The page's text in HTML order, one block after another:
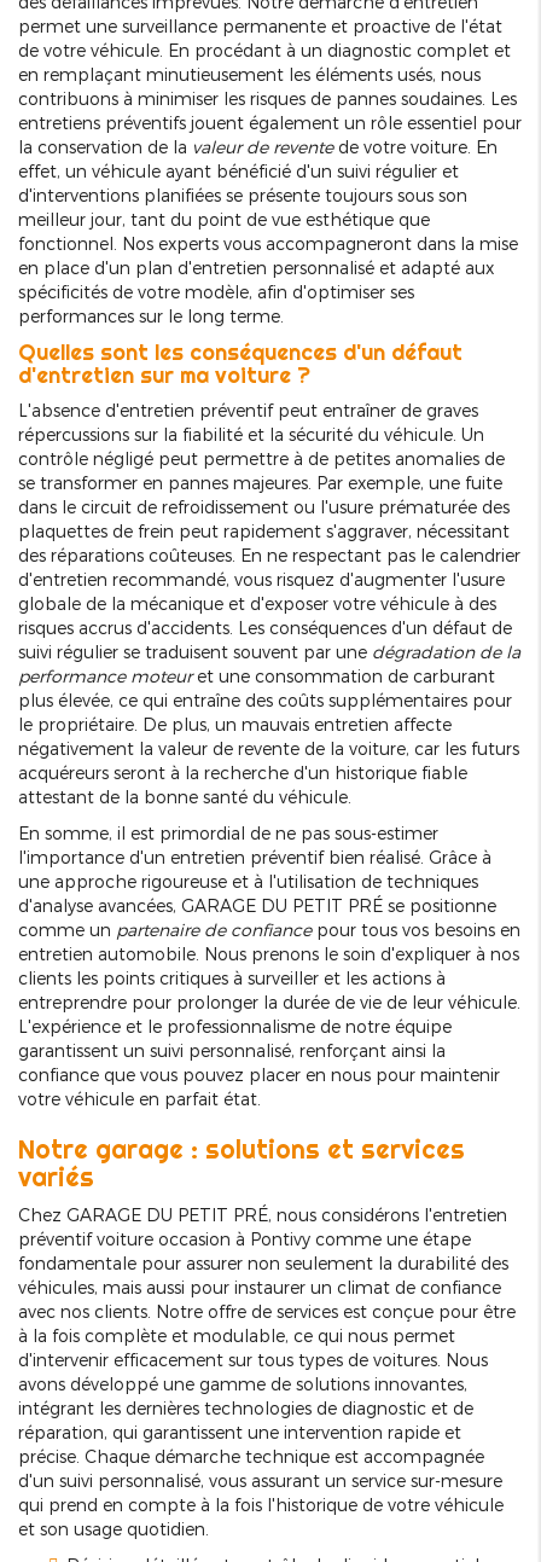
permet une surveillance permanente et proactive de l'état
de votre véhicule. En procédant à un diagnostic complet et
en remplaçant minutieusement les éléments usés, nous
contribuons à minimiser les risques de pannes soudaines. Les
entretiens préventifs jouent également un rôle essentiel pour
la conservation de la valeur de reventede votre voiture. En
effet, un véhicule ayant bénéficié d'un suivi régulier et
d'interventions planifiées se présente toujours sous son
meilleur jour, tant du point de vue esthétique que
fonctionnel. Nos experts vous accompagneront dans la mise
en place d'un plan d'entretien personnalisé et adapté aux
spécificités de votre modèle, afin d'optimiser ses
performances sur le long terme.
Quelles sont les conséquences d'un défaut
d'entretien sur ma voiture ?
L'absence d'entretien préventif peut entraîner de graves
répercussions sur la fiabilité et la sécurité du véhicule. Un
contrôle négligé peut permettre à de petites anomalies de
se transformer en pannes majeures. Par exemple, une fuite
dans le circuit de refroidissement ou l'usure prématurée des
plaquettes de frein peut rapidement s'aggraver, nécessitant
des réparations coûteuses. En ne respectant pas le calendrier
d'entretien recommandé, vous risquez d'augmenter l'usure
globale de la mécanique et d'exposer votre véhicule à des
risques accrus d'accidents. Les conséquences d'un défaut de
suivi régulier se traduisent souvent par une dégradation de la
performance moteuret une consommation de carburant
plus élevée, ce qui entraîne des coûts supplémentaires pour
le propriétaire. De plus, un mauvais entretien affecte
négativement la valeur de revente de la voiture, car les futurs
acquéreurs seront à la recherche d'un historique fiable
attestant de la bonne santé du véhicule.
En somme, il est primordial de ne pas sous-estimer
l'importance d'un entretien préventif bien réalisé. Grâce à
une approche rigoureuse et à l'utilisation de techniques
d'analyse avancées, GARAGE DU PETIT PRÉ se positionne
comme un partenaire de confiancepour tous vos besoins en
entretien automobile. Nous prenons le soin d'expliquer à nos
clients les points critiques à surveiller et les actions à
entreprendre pour prolonger la durée de vie de leur véhicule.
L'expérience et le professionnalisme de notre équipe
garantissent un suivi personnalisé, renforçant ainsi la
confiance que vous pouvez placer en nous pour maintenir
votre véhicule en parfait état.
Notre garage : solutions et services
variés
Chez GARAGE DU PETIT PRÉ, nous considérons l'entretien
préventif voiture occasion à Pontivy comme une étape
fondamentale pour assurer non seulement la durabilité des
véhicules, mais aussi pour instaurer un climat de confiance
avec nos clients. Notre offre de services est conçue pour être
à la fois complète et modulable, ce qui nous permet
d'intervenir efficacement sur tous types de voitures. Nous
avons développé une gamme de solutions innovantes,
intégrant les dernières technologies de diagnostic et de
réparation, qui garantissent une intervention rapide et
précise. Chaque démarche technique est accompagnée
d'un suivi personnalisé, vous assurant un service sur-mesure
qui prend en compte à la fois l'historique de votre véhicule
et son usage quotidien.